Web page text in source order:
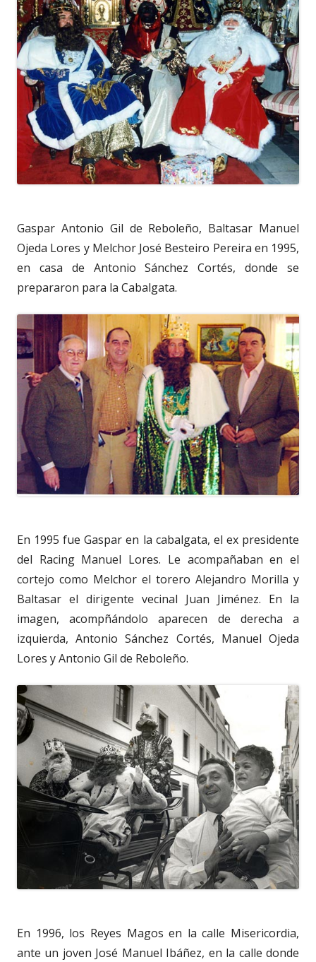
Gaspar Antonio Gil de Reboleño, Baltasar Manuel
Ojeda Lores y Melchor José Besteiro Pereira en 1995,
en casa de Antonio Sánchez Cortés, donde se
prepararon para la Cabalgata.
En 1995 fue Gaspar en la cabalgata, el ex presidente
del Racing Manuel Lores. Le acompañaban en el
cortejo como Melchor el torero Alejandro Morilla y
Baltasar el dirigente vecinal Juan Jiménez. En la
imagen, acompñándolo aparecen de derecha a
izquierda, Antonio Sánchez Cortés, Manuel Ojeda
Lores y Antonio Gil de Reboleño.
En 1996, los Reyes Magos en la calle Misericordia,
ante un joven José Manuel Ibáñez, en la calle donde